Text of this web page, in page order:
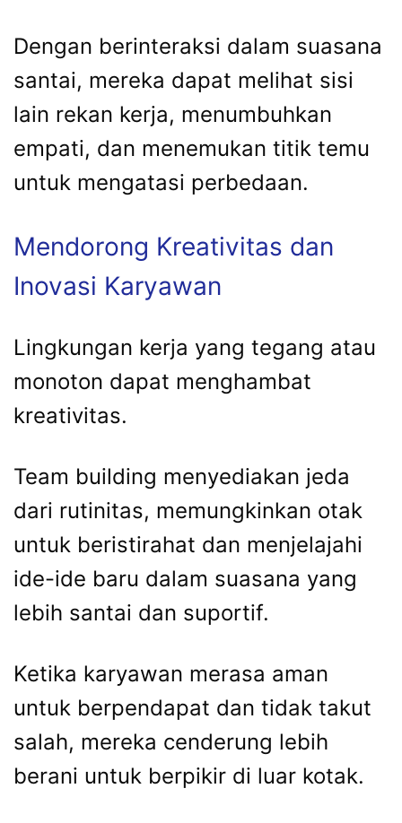
Dengan berinteraksi dalam suasana
santai, mereka dapat melihat sisi
lain rekan kerja, menumbuhkan
empati, dan menemukan titik temu
untuk mengatasi perbedaan.
Mendorong Kreativitas dan
Inovasi Karyawan
Lingkungan kerja yang tegang atau
monoton dapat menghambat
kreativitas.
Team building menyediakan jeda
dari rutinitas, memungkinkan otak
untuk beristirahat dan menjelajahi
ide-ide baru dalam suasana yang
lebih santai dan suportif.
Ketika karyawan merasa aman
untuk berpendapat dan tidak takut
salah, mereka cenderung lebih
berani untuk berpikir di luar kotak.